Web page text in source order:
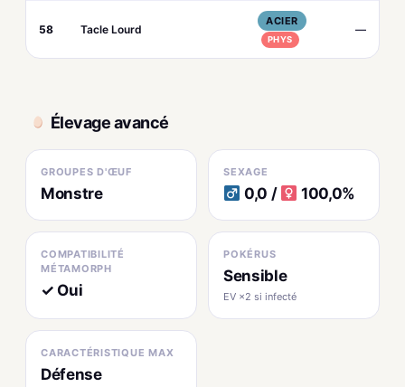
58 Tacle Lourd
ACIER
PHYS
—
Élevage avancé
GROUPES D'ŒUF
Monstre
SEXAGE
0,0 / 100,0%
COMPATIBILITÉ
MÉTAMORPH
✓ Oui
POKÉRUS
Sensible
EV ×2 si infecté
CARACTÉRISTIQUE MAX
Défense